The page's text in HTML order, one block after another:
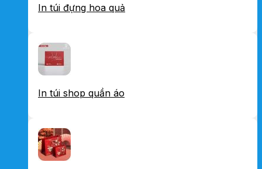
In túi đựng hoa quả
In túi shop quần áo